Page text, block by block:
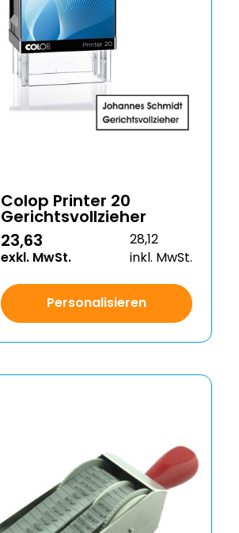
Colop Printer 20
Gerichtsvollzieher
23,63
exkl. MwSt.
28,12
inkl. MwSt.
Personalisieren